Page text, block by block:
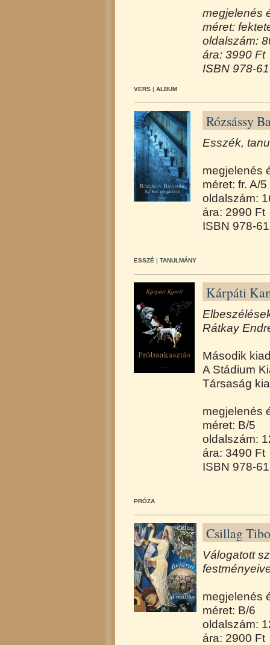
megjelenés
méret:
oldalszám:
ára: 3990 Ft
ISBN 978-
VERS | ALBUM
Rózsássy
Esszék,
megjelenés
méret: fr. A/5
oldalszám:
ára: 2990 Ft
ISBN 978-
ESSZÉ | TANULMÁNY
Kárpáti
Rátkay
Második
A Stádium
Társaság
megjelenés
méret: B/5
oldalszám:
ára: 3490 Ft
ISBN 978-
PRÓZA
Csillag
Válogatott
megjelenés
méret: B/6
oldalszám:
ára: 2900 Ft